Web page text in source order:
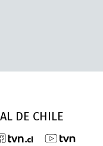
DE CHILE